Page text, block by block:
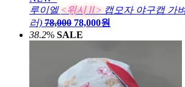
루이엘 <위시Ⅱ> 캡모자 야구캡 가
러) 78,000 78,000원
38.2% SALE